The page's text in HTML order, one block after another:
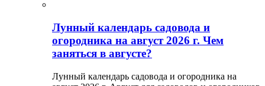
Лунный календарь садовода и
огородника на август 2026 г. Чем
заняться в августе?
Лунный календарь садовода и огородника на